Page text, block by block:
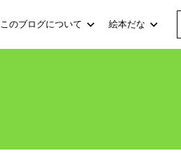
このブログについて 絵本だな